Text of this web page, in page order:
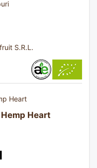
S.R.L.
Heart